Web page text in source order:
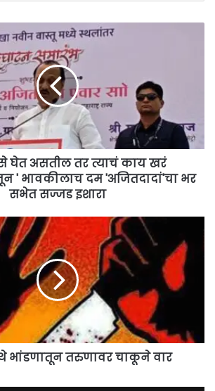
घेत असतील तर त्याचं काय खरं
' भावकीलाच दम 'अजितदादां'चा भर
सभेत सज्जड इशारा
भांडणातून तरुणावर चाकूने वार